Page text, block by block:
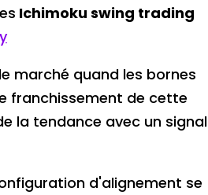
Ichimoku swing trading
marché quand les bornes
franchissement de cette
la tendance avec un signal
d'alignement se